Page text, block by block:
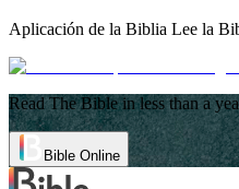
Aplicación de la Biblia Lee la
Read The Bible in less than a
Bible Online